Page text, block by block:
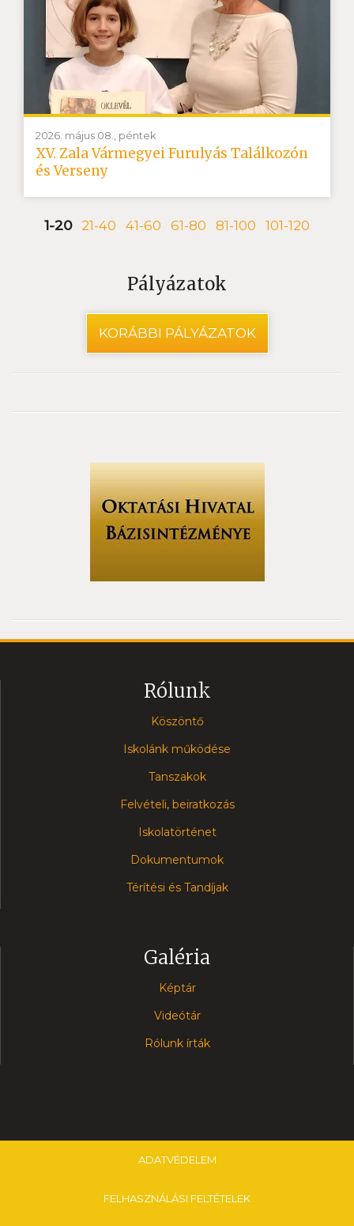
2026. május 08., péntek
XV. Zala Vármegyei Furulyás Találkozón
és Verseny
1-20 21-40 41-60 61-80 81-100 101-120
Pályázatok
KORÁBBI PÁLYÁZATOK
Rólunk
Köszöntő
Iskolánk működése
Tanszakok
Felvételi, beiratkozás
Iskolatörténet
Dokumentumok
Térítési és Tandíjak
Galéria
Képtár
Videótár
Rólunk írták
ADATVÉDELEM
FELHASZNÁLÁSI FELTÉTELEK